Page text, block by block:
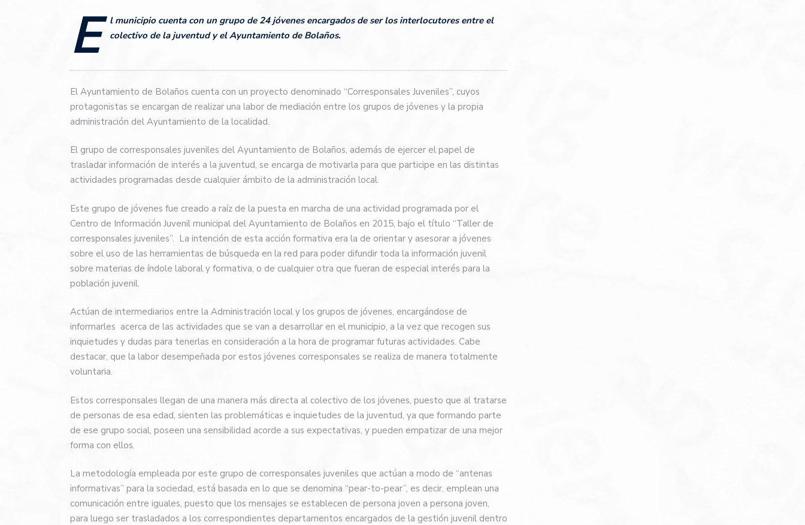
E
l municipio cuenta con un grupo de 24 jóvenes encargados de ser los interlocutores entre el
colectivo de la juventud y el Ayuntamiento de Bolaños.
El Ayuntamiento de Bolaños cuenta con un proyecto denominado “Corresponsales Juveniles”, cuyos
protagonistas se encargan de realizar una labor de mediación entre los grupos de jóvenes y la propia
administración del Ayuntamiento de la localidad.
El grupo de corresponsales juveniles del Ayuntamiento de Bolaños, además de ejercer el papel de
trasladar información de interés a la juventud, se encarga de motivarla para que participe en las distintas
actividades programadas desde cualquier ámbito de la administración local.
Este grupo de jóvenes fue creado a raíz de la puesta en marcha de una actividad programada por el
Centro de Información Juvenil municipal del Ayuntamiento de Bolaños en 2015, bajo el título “Taller de
corresponsales juveniles”. La intención de esta acción formativa era la de orientar y asesorar a jóvenes
sobre el uso de las herramientas de búsqueda en la red para poder difundir toda la información juvenil
sobre materias de índole laboral y formativa, o de cualquier otra que fueran de especial interés para la
población juvenil.
Actúan de intermediarios entre la Administración local y los grupos de jóvenes, encargándose de
informarles acerca de las actividades que se van a desarrollar en el municipio, a la vez que recogen sus
inquietudes y dudas para tenerlas en consideración a la hora de programar futuras actividades. Cabe
destacar, que la labor desempeñada por estos jóvenes corresponsales se realiza de manera totalmente
voluntaria.
Estos corresponsales llegan de una manera más directa al colectivo de los jóvenes, puesto que al tratarse
de personas de esa edad, sienten las problemáticas e inquietudes de la juventud, ya que formando parte
de ese grupo social, poseen una sensibilidad acorde a sus expectativas, y pueden empatizar de una mejor
forma con ellos.
La metodología empleada por este grupo de corresponsales juveniles que actúan a modo de “antenas
informativas” para la sociedad, está basada en lo que se denomina “pear-to-pear”, es decir, emplean una
comunicación entre iguales, puesto que los mensajes se establecen de persona joven a persona joven,
para luego ser trasladados a los correspondientes departamentos encargados de la gestión juvenil dentro